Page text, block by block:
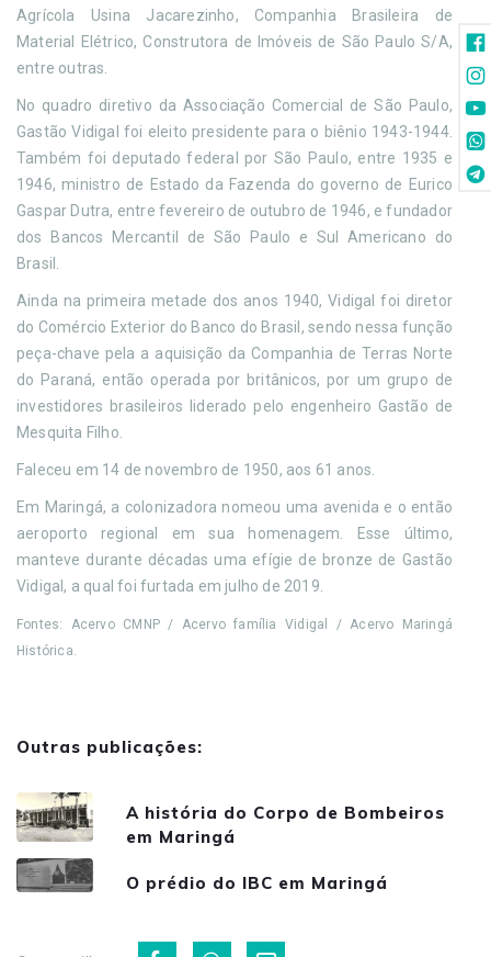
Agrícola Usina Jacarezinho, Companhia Brasileira de
Material Elétrico, Construtora de Imóveis de São Paulo S/A,
entre outras.
No quadro diretivo da Associação Comercial de São Paulo,
Gastão Vidigal foi eleito presidente para o biênio 1943-1944.
Também foi deputado federal por São Paulo, entre 1935 e
1946, ministro de Estado da Fazenda do governo de Eurico
Gaspar Dutra, entre fevereiro de outubro de 1946, e fundador
dos Bancos Mercantil de São Paulo e Sul Americano do
Brasil.
Ainda na primeira metade dos anos 1940, Vidigal foi diretor
do Comércio Exterior do Banco do Brasil, sendo nessa função
peça-chave pela a aquisição da Companhia de Terras Norte
do Paraná, então operada por britânicos, por um grupo de
investidores brasileiros liderado pelo engenheiro Gastão de
Mesquita Filho.
Faleceu em 14 de novembro de 1950, aos 61 anos.
Em Maringá, a colonizadora nomeou uma avenida e o então
aeroporto regional em sua homenagem. Esse último,
manteve durante décadas uma efígie de bronze de Gastão
Vidigal, a qual foi furtada em julho de 2019.
Fontes: Acervo CMNP / Acervo família Vidigal / Acervo Maringá
Histórica.
Outras publicações:
A história do Corpo de Bombeiros
em Maringá
O prédio do IBC em Maringá